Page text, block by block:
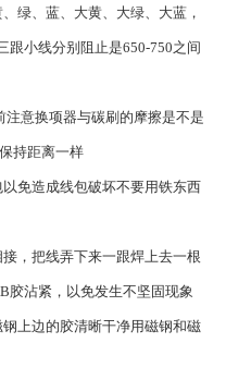
绿、蓝、大黄、大绿、大蓝，
跟小线分别阻止是650-750之间
意换项器与碳刷的摩擦是不是
持距离一样
免造成线包破坏不要用铁东西
，把线弄下来一跟焊上去一根
胶沾紧，以免发生不坚固现象
上边的胶清晰干净用磁钢和磁